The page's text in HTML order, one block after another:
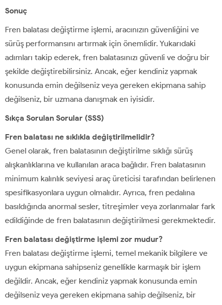
Sonuç
Fren balatası değiştirme işlemi, aracınızın güvenliğini ve
sürüş performansını artırmak için önemlidir. Yukarıdaki
adımları takip ederek, fren balatasınızı güvenli ve doğru bir
şekilde değiştirebilirsiniz. Ancak, eğer kendiniz yapmak
konusunda emin değilseniz veya gereken ekipmana sahip
değilseniz, bir uzmana danışmak en iyisidir.
Sıkça Sorulan Sorular (SSS)
Fren balatası ne sıklıkla değiştirilmelidir?
Genel olarak, fren balatasının değiştirilme sıklığı sürüş
alışkanlıklarına ve kullanılan araca bağlıdır. Fren balatasının
minimum kalınlık seviyesi araç üreticisi tarafından belirlenen
spesifikasyonlara uygun olmalıdır. Ayrıca, fren pedalına
basıldığında anormal sesler, titreşimler veya zorlanmalar fark
edildiğinde de fren balatasının değiştirilmesi gerekmektedir.
Fren balatası değiştirme işlemi zor mudur?
Fren balatası değiştirme işlemi, temel mekanik bilgilere ve
uygun ekipmana sahipseniz genellikle karmaşık bir işlem
değildir. Ancak, eğer kendiniz yapmak konusunda emin
değilseniz veya gereken ekipmana sahip değilseniz, bir